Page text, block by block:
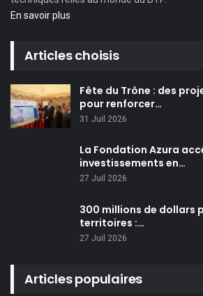
En savoir plus
Articles choisis
Fête du Trône : des
pour renforcer…
31 Juil 2026
La Fondation Azura
investissements en…
27 Juil 2026
300 millions de dollars
territoires :…
27 Juil 2026
Articles populaires